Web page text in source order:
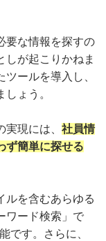
要な情報を探すの
しが起こりかねま
ールを導入し、
ょう。
現には、 社員情
ず簡単に探せる
ルを含むあらゆる
ワード検索」で
です。さらに、